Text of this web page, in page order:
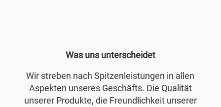
Was uns unterscheidet
Wir streben nach Spitzenleistungen in allen
Aspekten unseres Geschäfts. Die Qualität
unserer Produkte, die Freundlichkeit unserer